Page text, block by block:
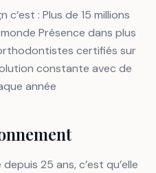
c’est : Plus de 15 millions
Présence dans plus
certifiés sur
constante avec de
année
25 ans, c’est qu’elle